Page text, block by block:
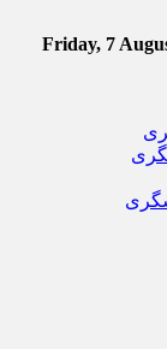
Friday, 7